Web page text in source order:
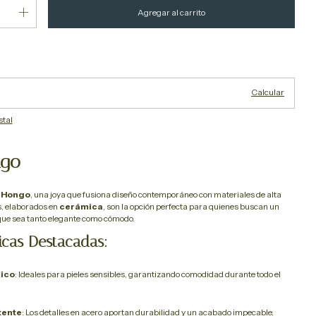
Calcular
, una joya que fusiona diseño contemporáneo con materiales de alta
elaborados en cerámica , son la opción perfecta para quienes buscan un
sea tanto elegante como cómodo.
Destacadas:
: Ideales para pieles sensibles, garantizando comodidad durante todo el
: Los detalles en acero aportan durabilidad y un acabado impecable,